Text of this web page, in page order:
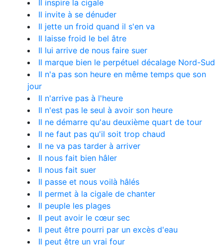
Il inspire la cigale
Il invite à se dénuder
Il jette un froid quand il s'en va
Il laisse froid le bel âtre
Il lui arrive de nous faire suer
Il marque bien le perpétuel décalage Nord-Sud
Il n'a pas son heure en même temps que son
jour
Il n'arrive pas à l'heure
Il n'est pas le seul à avoir son heure
Il ne démarre qu'au deuxième quart de tour
Il ne faut pas qu'il soit trop chaud
Il ne va pas tarder à arriver
Il nous fait bien hâler
Il nous fait suer
Il passe et nous voilà hâlés
Il permet à la cigale de chanter
Il peuple les plages
Il peut avoir le cœur sec
Il peut être pourri par un excès d'eau
Il peut être un vrai four